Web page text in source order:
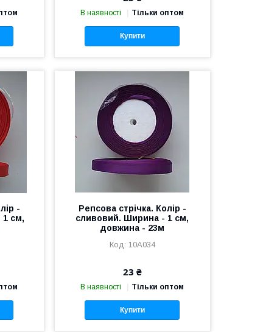
В наявності Тільки оптом
Купити
-
1 см,
Репсова стрічка. Колір -
сливовий. Ширина - 1 см,
довжина - 23м
10А034
23 ₴
В наявності Тільки оптом
Купити